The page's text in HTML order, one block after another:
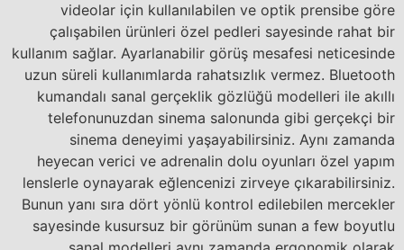
videolar için kullanılabilen ve optik prensibe göre
çalışabilen ürünleri özel pedleri sayesinde rahat bir
kullanım sağlar. Ayarlanabilir görüş mesafesi neticesinde
uzun süreli kullanımlarda rahatsızlık vermez. Bluetooth
kumandalı sanal gerçeklik gözlüğü modelleri ile akıllı
telefonunuzdan sinema salonunda gibi gerçekçi bir
sinema deneyimi yaşayabilirsiniz. Aynı zamanda
heyecan verici ve adrenalin dolu oyunları özel yapım
lenslerle oynayarak eğlencenizi zirveye çıkarabilirsiniz.
Bunun yanı sıra dört yönlü kontrol edilebilen mercekler
sayesinde kusursuz bir görünüm sunan a few boyutlu